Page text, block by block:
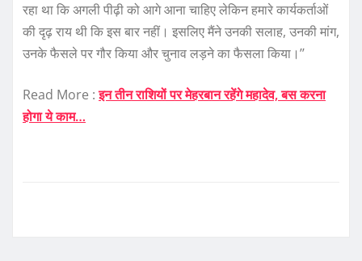
रहा था कि अगली पीढ़ी को आगे आना चाहिए लेकिन हमारे कार्यकर्ताओं
की दृढ़ राय थी कि इस बार नहीं। इसलिए मैंने उनकी सलाह, उनकी मांग,
उनके फैसले पर गौर किया और चुनाव लड़ने का फैसला किया।’’
Read More :इन तीन राशियों पर मेहरबान रहेंगे महादेव, बस करना
होगा ये काम…